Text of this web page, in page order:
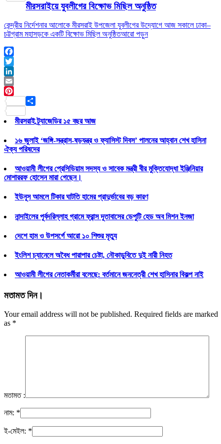
মীরসরাইয়ে যুবলীগের বিক্ষোভ মিছিল অনুষ্ঠিত
কেন্দ্রীয় নির্দেশনার আলোকে মীরসরাই উপজেলা যুবলীগের উদ্যোগে আজ সকালে ঢাকা–
চট্টগ্রাম মহাসড়কে একটি বিক্ষোভ মিছিল অনুষ্ঠিতআরো পড়ুন
Facebook
Twitter
LinkedIn
Email
Pinterest
মীরসরাই ট্র্যাজেডির ১৫ বছর আজ
১৬ জুলাই ‘জঙ্গি-সন্ত্রাস-ষড়যন্ত্র ও ফ্যাসিস্ট দিবস’ পালনের আহ্বান শেখ হাসিনা
ঐক্য পরিষদের
আওয়ামী লীগের প্রেসিডিয়াম সদস্য ও সাবেক মন্ত্রী বীর মুক্তিযোদ্ধা ইঞ্জিনিয়ার
মোশাররফ হোসেন মারা গেছেন।
ইউনূস আমলে টিকার ঘাটতি হামের প্রাদুর্ভাবের বড় কারণ
নান্দাইলের পূর্বদরিল্লাহ গ্রামে ফ্রান্স দূতাবাসের ডেপুটি হেড অব মিশন ইনজা
দেশে হাম ও উপসর্গে আরো ১০ শিশুর মৃত্যু
ইংলিশ চ্যানেলে অবৈধ পারাপার চেষ্টা, নৌকাডুবিতে দুই নারী নিহত
আওয়ামী লীগের নেতাকর্মীরা বলেছে: বর্তমানে জননেত্রী শেখ হাসিনার বিকল্প নাই
মতামত দিন।
Your email address will not be published. Required fields are marked
as *
মতামত :
নাম: *
ই-মেইল: *